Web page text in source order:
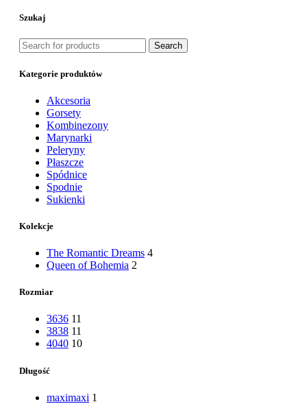
Szukaj
Search
Kategorie produktów
Akcesoria
Gorsety
Kombinezony
Marynarki
Peleryny
Płaszcze
Spódnice
Spodnie
Sukienki
Kolekcje
The Romantic Dreams 4
Queen of Bohemia 2
Rozmiar
3636 11
3838 11
4040 10
Długość
maximaxi 1